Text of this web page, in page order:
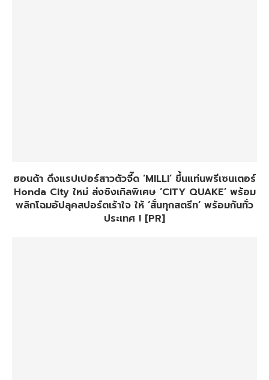
ฮอนด้า ดึงแรปเปอร์สาวตัวจี๊ด ‘MILLI’ ขึ้นแท่นพรีเซนเตอร์
Honda City ใหม่ ส่งซิงเกิลพิเศษ ‘CITY QUAKE’ พร้อม
พลิกโฉมอัปลุคสปอร์ตเร้าใจ ให้ ‘สั่นทุกสตรีท’ พร้อมกันทั่ว
ประเทศ ! [PR]